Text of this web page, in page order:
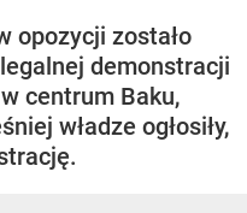
opozycji zostało
demonstracji
centrum Baku,
władze ogłosiły,